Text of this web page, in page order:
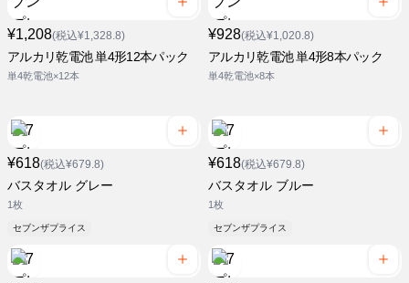
¥1,208(税込¥1,328.8)
アルカリ乾電池 単4形12本パック
単4乾電池×12本
¥928(税込¥1,020.8)
アルカリ乾電池 単4形8本パック
単4乾電池×8本
¥618(税込¥679.8)
バスタオル グレー
1枚
セブンザプライス
¥618(税込¥679.8)
バスタオル ブルー
1枚
セブンザプライス